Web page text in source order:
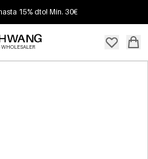
15% dto! Mín. 30€
WHOLESALER